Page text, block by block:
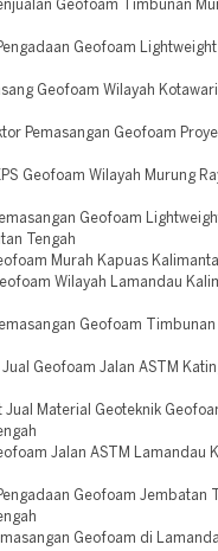
Geofoam Timbunan
Geofoam Lightweight
Geofoam Wilayah
Pemasangan Geofoam
Geofoam Wilayah Murung
Geofoam
Tengah
Murah Kapuas
Wilayah Lamandau
Geofoam Timbunan
Geofoam Jalan ASTM
Material Geoteknik
Jalan ASTM Lamandau
Geofoam Jembatan
Geofoam di